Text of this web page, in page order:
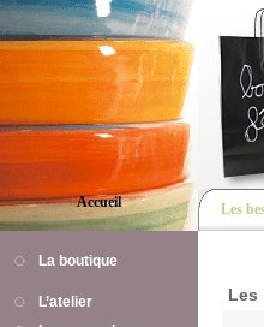
Accueil Les
La boutique
L’atelier
Les